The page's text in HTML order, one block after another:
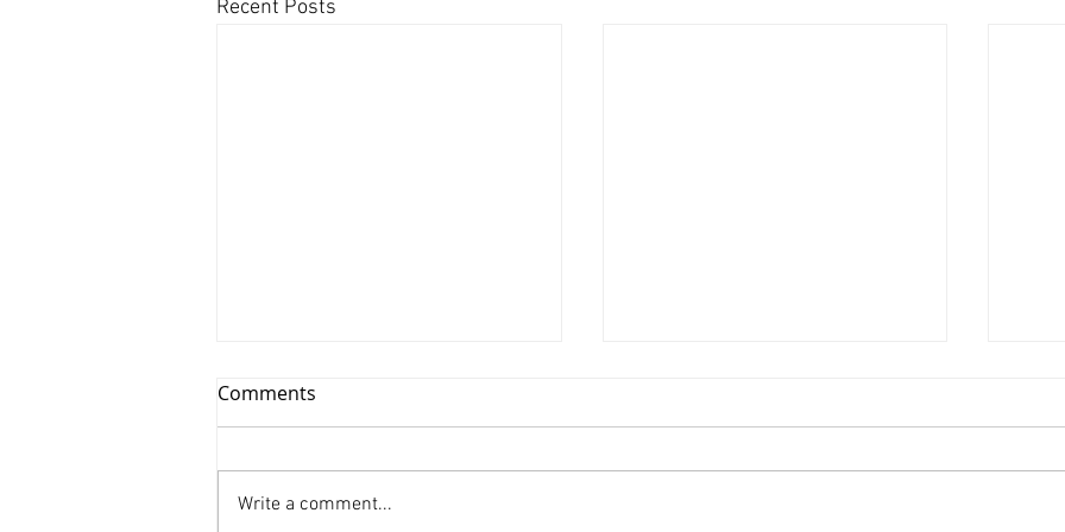
Recent Posts
Comments
Write a comment...